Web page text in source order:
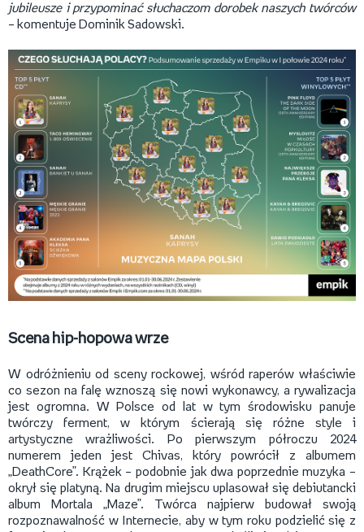
jubileusze i przypominać słuchaczom dorobek naszych twórców
– komentuje Dominik Sadowski.
Scena hip-hopowa wrze
W odróżnieniu od sceny rockowej, wśród raperów właściwie
co sezon na falę wznoszą się nowi wykonawcy, a rywalizacja
jest ogromna. W Polsce od lat w tym środowisku panuje
twórczy ferment, w którym ścierają się różne style i
artystyczne wrażliwości. Po pierwszym półroczu 2024
numerem jeden jest Chivas, który powrócił z albumem
„DeathCore”. Krążek – podobnie jak dwa poprzednie muzyka –
okrył się platyną. Na drugim miejscu uplasował się debiutancki
album Mortala „Maze”. Twórca najpierw budował swoją
rozpoznawalność w Internecie, aby w tym roku podzielić się z